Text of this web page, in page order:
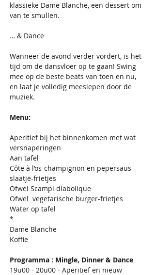
klassieke Dame Blanche, een dessert om
van te smullen.
… & Dance
Wanneer de avond verder vordert, is het
tijd om de dansvloer op te gaan! Swing
mee op de beste beats van toen en nu,
en laat je volledig meeslepen door de
muziek.
Menu:
Aperitief bij het binnenkomen met wat
versnaperingen
Aan tafel
Côte à l’os-champignon en pepersaus-
slaatje-frietjes
Ofwel Scampi diabolique
Ofwel  vegetarische burger-frietjes
Water op tafel
*
Dame Blanche
Koffie
Programma : Mingle, Dinner & Dance
19u00 - 20u00 - Aperitief en nieuw